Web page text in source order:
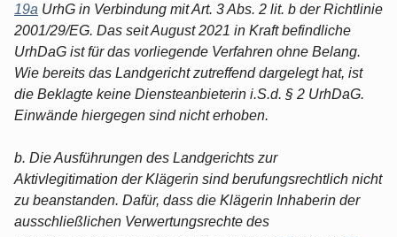
19a UrhG in Verbindung mit Art. 3 Abs. 2 lit. b der Richtlinie
2001/29/EG. Das seit August 2021 in Kraft befindliche
UrhDaG ist für das vorliegende Verfahren ohne Belang.
Wie bereits das Landgericht zutreffend dargelegt hat, ist
die Beklagte keine Diensteanbieterin i.S.d. § 2 UrhDaG.
Einwände hiergegen sind nicht erhoben.
b. Die Ausführungen des Landgerichts zur
Aktivlegitimation der Klägerin sind berufungsrechtlich nicht
zu beanstanden. Dafür, dass die Klägerin Inhaberin der
ausschließlichen Verwertungsrechte des